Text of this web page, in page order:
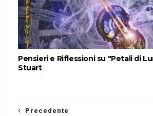
Pensieri e Riflessioni su "Petali di
Stuart
Precedente